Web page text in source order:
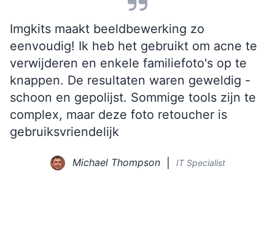
Imgkits maakt beeldbewerking zo
eenvoudig! Ik heb het gebruikt om acne te
verwijderen en enkele familiefoto's op te
knappen. De resultaten waren geweldig -
schoon en gepolijst. Sommige tools zijn te
complex, maar deze foto retoucher is
gebruiksvriendelijk
Michael Thompson IT Specialist